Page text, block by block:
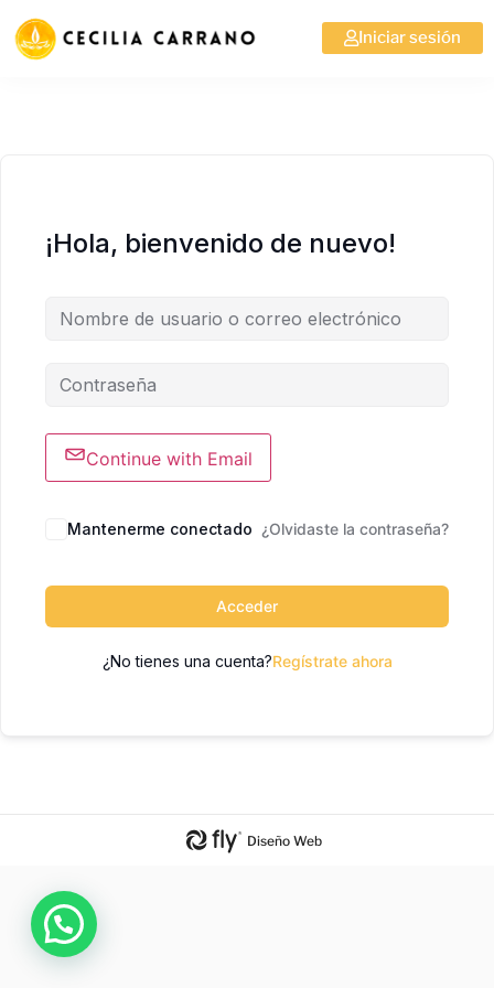
Iniciar sesión
¡Hola, bienvenido de nuevo!
Continue with Email
Mantenerme conectado ¿Olvidaste la contraseña?
Acceder
¿No tienes una cuenta?Regístrate ahora
Diseño Web